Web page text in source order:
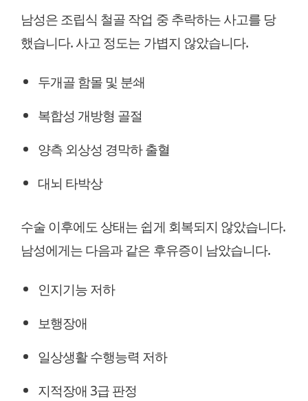
남성은 조립식 철골 작업 중 추락하는 사고를 당
했습니다. 사고 정도는 가볍지 않았습니다.
두개골 함몰 및 분쇄
복합성 개방형 골절
양측 외상성 경막하 출혈
대뇌 타박상
수술 이후에도 상태는 쉽게 회복되지 않았습니다.
남성에게는 다음과 같은 후유증이 남았습니다.
인지기능 저하
보행장애
일상생활 수행능력 저하
지적장애 3급 판정